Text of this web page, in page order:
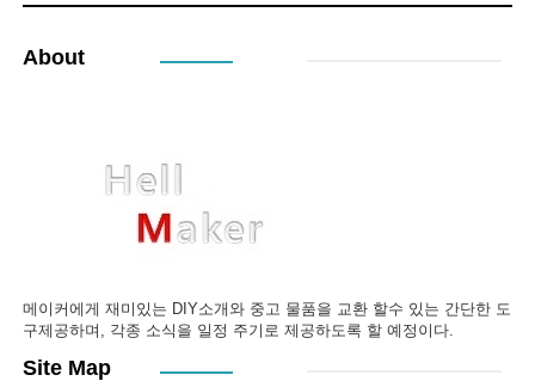
About
메이커에게 재미있는 DIY소개와 중고 물품을 교환 할수 있는 간단한 도
구제공하며, 각종 소식을 일정 주기로 제공하도록 할 예정이다.
Site Map